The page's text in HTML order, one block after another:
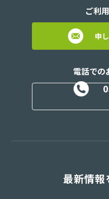
ご利
申
電話での
最新情報